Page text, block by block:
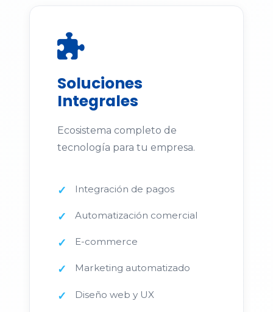
Soluciones
Integrales
Ecosistema completo de
tecnología para tu empresa.
Integración de pagos
Automatización comercial
E-commerce
Marketing automatizado
Diseño web y UX